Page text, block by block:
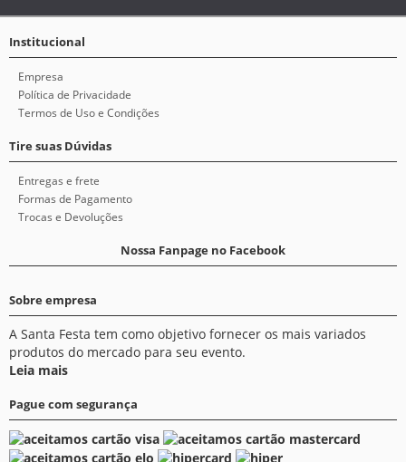
Institucional
Empresa
Política de Privacidade
Termos de Uso e Condições
Tire suas Dúvidas
Entregas e frete
Formas de Pagamento
Trocas e Devoluções
Nossa Fanpage no Facebook
Sobre empresa
A Santa Festa tem como objetivo fornecer os mais variados
produtos do mercado para seu evento.
Leia mais
Pague com segurança